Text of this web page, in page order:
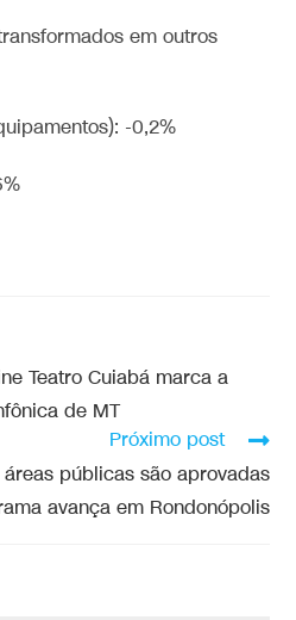
em outros
-0,2%
Teatro Cuiabá marca a
de MT
Próximo post
públicas são aprovadas
avança em Rondonópolis